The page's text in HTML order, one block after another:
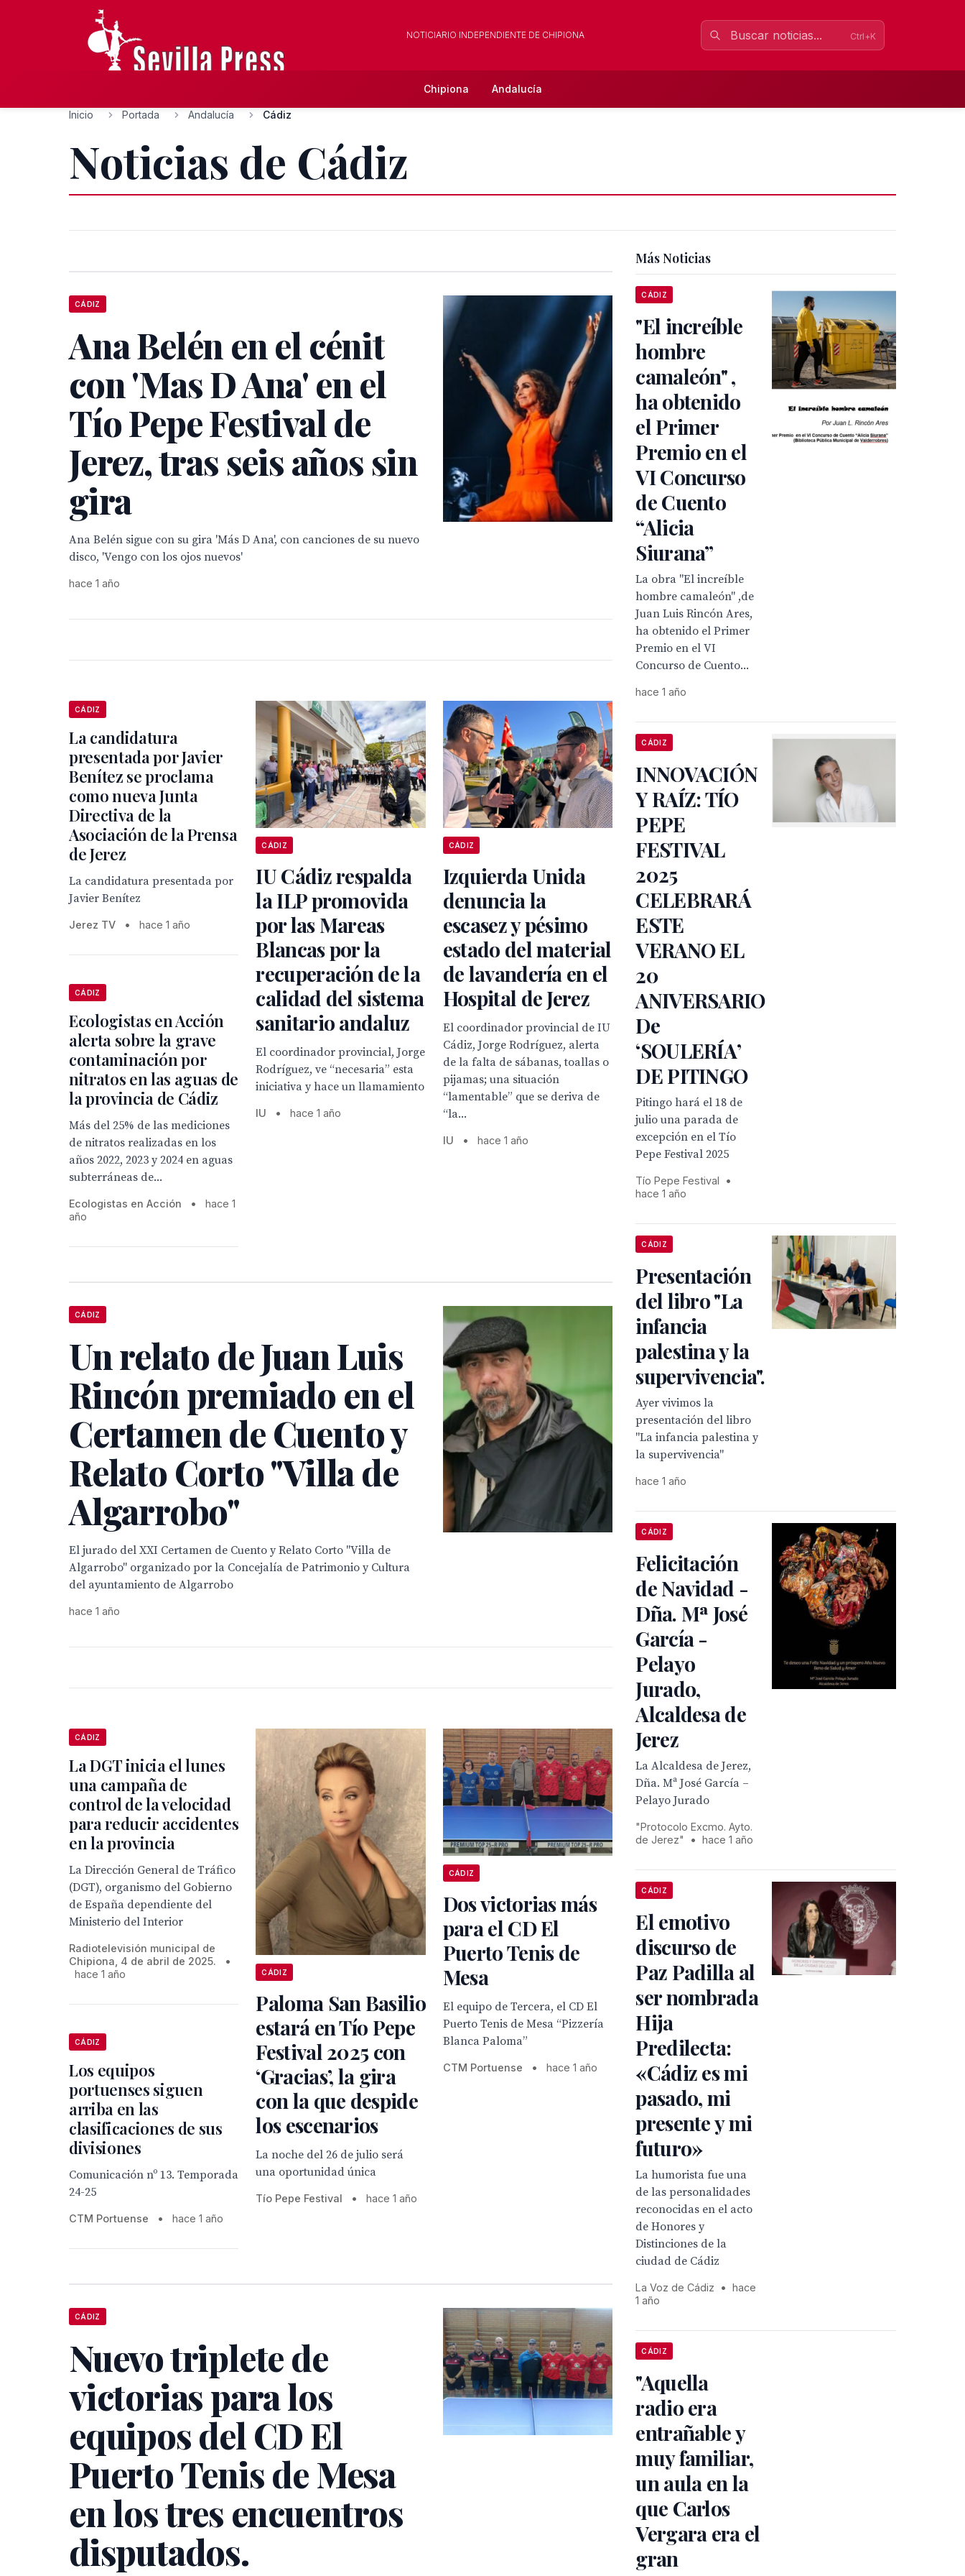
NOTICIARIO INDEPENDIENTE DE CHIPIONA Ctrl+K
Chipiona Andalucía
Inicio Portada Andalucía Cádiz
Noticias de Cádiz
CÁDIZ
Ana Belén en el cénit
con 'Mas D Ana' en el
Tío Pepe Festival de
Jerez, tras seis años sin
gira
Ana Belén sigue con su gira 'Más D Ana', con canciones de su nuevo
disco, 'Vengo con los ojos nuevos'
hace 1 año
CÁDIZ
La candidatura
presentada por Javier
Benítez se proclama
como nueva Junta
Directiva de la
Asociación de la Prensa
de Jerez
La candidatura presentada por
Javier Benítez
Jerez TV • hace 1 año
CÁDIZ
IU Cádiz respalda
la ILP promovida
por las Mareas
Blancas por la
recuperación de la
calidad del sistema
sanitario andaluz
El coordinador provincial, Jorge
Rodríguez, ve “necesaria” esta
iniciativa y hace un llamamiento
IU • hace 1 año
CÁDIZ
Izquierda Unida
denuncia la
escasez y pésimo
estado del material
de lavandería en el
Hospital de Jerez
El coordinador provincial de IU
Cádiz, Jorge Rodríguez, alerta
de la falta de sábanas, toallas o
pijamas; una situación
“lamentable” que se deriva de
“la...
IU • hace 1 año
CÁDIZ
Ecologistas en Acción
alerta sobre la grave
contaminación por
nitratos en las aguas de
la provincia de Cádiz
Más del 25% de las mediciones
de nitratos realizadas en los
años 2022, 2023 y 2024 en aguas
subterráneas de...
Ecologistas en Acción •
hace 1
año
CÁDIZ
Un relato de Juan Luis
Rincón premiado en el
Certamen de Cuento y
Relato Corto "Villa de
Algarrobo"
El jurado del XXI Certamen de Cuento y Relato Corto "Villa de
Algarrobo" organizado por la Concejalía de Patrimonio y Cultura
del ayuntamiento de Algarrobo
hace 1 año
CÁDIZ
La DGT inicia el lunes
una campaña de
control de la velocidad
para reducir accidentes
en la provincia
La Dirección General de Tráfico
(DGT), organismo del Gobierno
de España dependiente del
Ministerio del Interior
Radiotelevisión municipal de
Chipiona, 4 de abril de 2025.
•
hace 1 año
CÁDIZ
Paloma San Basilio
estará en Tío Pepe
Festival 2025 con
‘Gracias’, la gira
con la que despide
los escenarios
La noche del 26 de julio será
una oportunidad única
Tío Pepe Festival • hace 1 año
CÁDIZ
Dos victorias más
para el CD El
Puerto Tenis de
Mesa
El equipo de Tercera, el CD El
Puerto Tenis de Mesa “Pizzería
Blanca Paloma”
CTM Portuense • hace 1 año
CÁDIZ
Los equipos
portuenses siguen
arriba en las
clasificaciones de sus
divisiones
Comunicación nº 13. Temporada
24-25
CTM Portuense • hace 1 año
CÁDIZ
Nuevo triplete de
victorias para los
equipos del CD El
Puerto Tenis de Mesa
en los tres encuentros
disputados.
Más Noticias
CÁDIZ
"El increíble
hombre
camaleón" ,
ha obtenido
el Primer
Premio en el
VI Concurso
de Cuento
“Alicia
Siurana”
La obra "El increíble
hombre camaleón" ,de
Juan Luis Rincón Ares,
ha obtenido el Primer
Premio en el VI
Concurso de Cuento...
hace 1 año
CÁDIZ
INNOVACIÓN
Y RAÍZ: TÍO
PEPE
FESTIVAL
2025
CELEBRARÁ
ESTE
VERANO EL
20
ANIVERSARIO
De
‘SOULERÍA’
DE PITINGO
Pitingo hará el 18 de
julio una parada de
excepción en el Tío
Pepe Festival 2025
Tío Pepe Festival
•
hace 1 año
CÁDIZ
Presentación
del libro "La
infancia
palestina y la
supervivencia".
Ayer vivimos la
presentación del libro
"La infancia palestina y
la supervivencia"
hace 1 año
CÁDIZ
Felicitación
de Navidad -
Dña. Mª José
García -
Pelayo
Jurado,
Alcaldesa de
Jerez
La Alcaldesa de Jerez,
Dña. Mª José García –
Pelayo Jurado
"Protocolo Excmo. Ayto.
de Jerez"
• hace 1 año
CÁDIZ
El emotivo
discurso de
Paz Padilla al
ser nombrada
Hija
Predilecta:
«Cádiz es mi
pasado, mi
presente y mi
futuro»
La humorista fue una
de las personalidades
reconocidas en el acto
de Honores y
Distinciones de la
ciudad de Cádiz
La Voz de Cádiz •
hace
1 año
CÁDIZ
"Aquella
radio era
entrañable y
muy familiar,
un aula en la
que Carlos
Vergara era el
gran